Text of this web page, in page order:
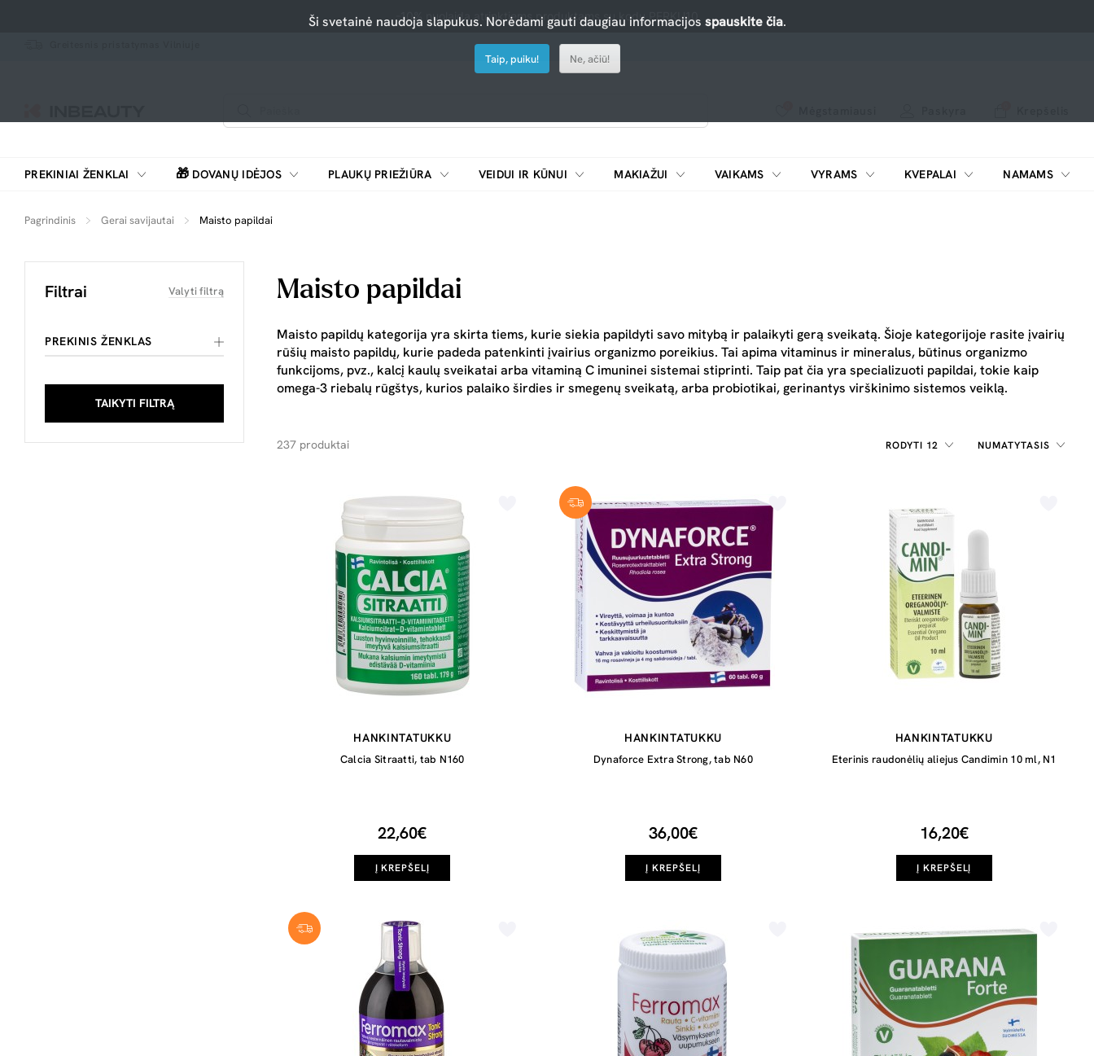
-10% nuolaida atrinktiems produktams su kodu PERKU10
PREKINIAI ŽENKLAI 🎁 DOVANŲ IDĖJOS PLAUKŲ PRIEŽIŪRA VEIDUI IR KŪNUI MAKIAŽUI VAIKAMS VYRAMS KVEPALAI NAMAMS
Pagrindinis Gerai savijautai Maisto papildai
Filtrai Valyti filtrą
PREKINIS ŽENKLAS
TAIKYTI FILTRĄ
Maisto papildai
Maisto papildų kategorija yra skirta tiems, kurie siekia papildyti savo mitybą ir palaikyti gerą sveikatą. Šioje kategorijoje rasite įvairių
rūšių maisto papildų, kurie padeda patenkinti įvairius organizmo poreikius. Tai apima vitaminus ir mineralus, būtinus organizmo
funkcijoms, pvz., kalcį kaulų sveikatai arba vitaminą C imuninei sistemai stiprinti. Taip pat čia yra specializuoti papildai, tokie kaip
omega-3 riebalų rūgštys, kurios palaiko širdies ir smegenų sveikatą, arba probiotikai, gerinantys virškinimo sistemos veiklą.
RODYTI 12 NUMATYTASIS
237 produktai
HANKINTATUKKU
Calcia Sitraatti, tab N160
22,60€
Į KREPŠELĮ
HANKINTATUKKU
Dynaforce Extra Strong, tab N60
36,00€
Į KREPŠELĮ
HANKINTATUKKU
Eterinis raudonėlių aliejus Candimin 10 ml, N1
16,20€
Į KREPŠELĮ
Ši svetainė naudoja slapukus. Norėdami gauti daugiau informacijos spauskite čia.
Taip, puiku! Ne, ačiū!